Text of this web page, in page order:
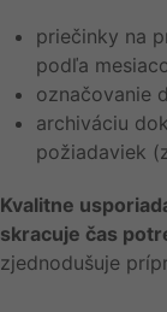
priečinky na
podľa
označovanie
archiváciu
požiadaviek
Kvalitne
skracuje čas
zjednodušuje